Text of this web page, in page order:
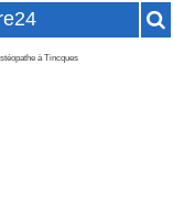
à Tincques